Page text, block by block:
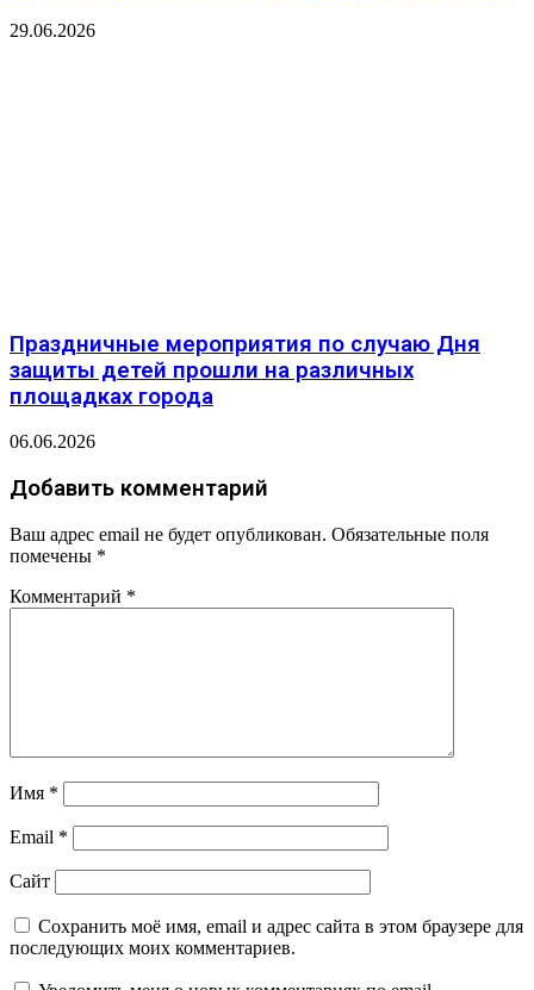
29.06.2026
Праздничные мероприятия по случаю Дня
защиты детей прошли на различных
площадках города
06.06.2026
Добавить комментарий
Ваш адрес email не будет опубликован. Обязательные поля
помечены *
Комментарий *
Имя *
Email *
Сайт
Сохранить моё имя, email и адрес сайта в этом браузере для
последующих моих комментариев.